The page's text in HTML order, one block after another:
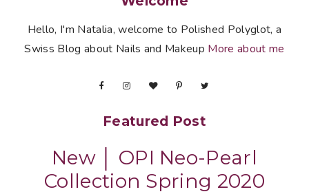
Hello, I'm Natalia, welcome to Polished Polyglot, a
Swiss Blog about Nails and Makeup More about me
Featured Post
New │ OPI Neo-Pearl
Collection Spring 2020